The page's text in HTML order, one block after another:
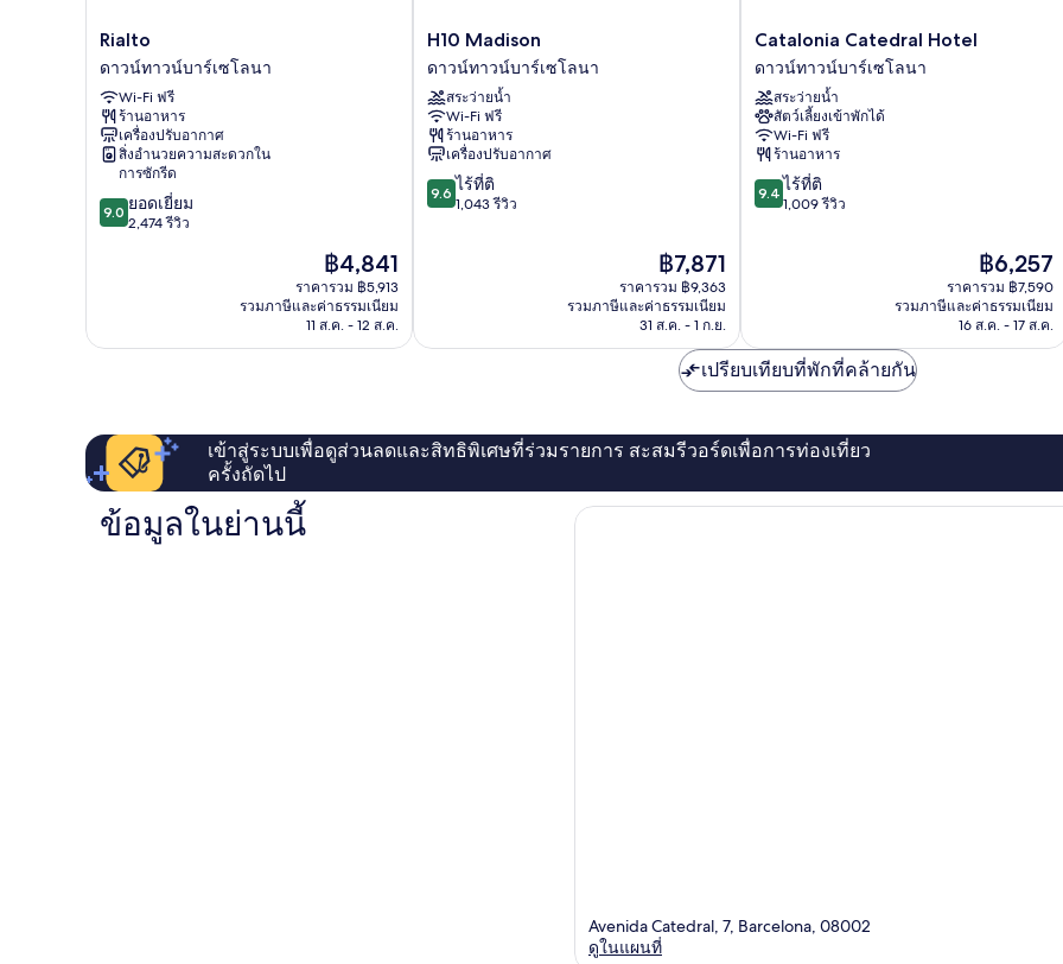
Rialto
ดาวน์
ทาวน์
บาร์
เซ
โลนา
Rialto
ดาวน์ทาวน์บาร์เซโลนา
Wi-Fi ฟรี
ร้านอาหาร
เครื่องปรับอากาศ
สิ่งอำนวยความสะดวกใน
การซักรีด
9.0
จาก
9.0 ยอดเยี่ยม
2,474 รีวิว
ราคา
ปัจจุบัน
คือ
฿4,841
฿4,841
ราคารวม ฿5,913
รวมภาษีและค่าธรรมเนียม
11 ส.ค. - 12 ส.ค.
H10
Madison
ดาวน์
ทาวน์
บาร์
เซ
โลนา
H10 Madison
ดาวน์ทาวน์บาร์เซโลนา
สระว่ายน้ำ
Wi-Fi ฟรี
ร้านอาหาร
เครื่องปรับอากาศ
9.6
จาก
9.6 ไร้ที่ติ
1,043 รีวิว
ราคา
ปัจจุบัน
คือ
฿7,871
฿7,871
ราคารวม ฿9,363
รวมภาษีและค่าธรรมเนียม
31 ส.ค. - 1 ก.ย.
Catalonia
Catedral
Hotel
ดาวน์
ทาวน์
บาร์
เซ
โลนา
Catalonia Catedral Hotel
ดาวน์ทาวน์บาร์เซโลนา
สระว่ายน้ำ
สัตว์เลี้ยงเข้าพักได้
Wi-Fi ฟรี
ร้านอาหาร
9.4
จาก
9.4 ไร้ที่ติ
1,009 รีวิว
ราคา
ปัจจุบัน
คือ
฿6,257
฿6,257
ราคารวม ฿7,590
รวมภาษีและค่าธรรมเนียม
16 ส.ค. - 17 ส.ค.
เปรียบเทียบที่พักที่คล้ายกัน
เข้าสู่ระบบเพื่อดูส่วนลดและสิทธิพิเศษที่ร่วมรายการ สะสมรีวอร์ดเพื่อการท่องเที่ยว
ครั้งถัดไป
ข้อมูลในย่านนี้
Avenida Catedral, 7, Barcelona, 08002
ดูในแผนที่